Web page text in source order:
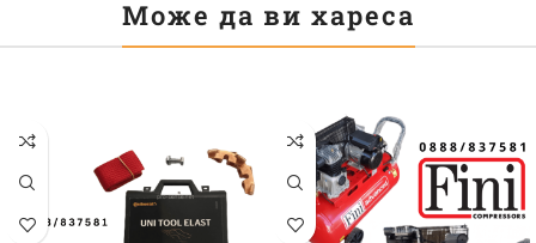
Може да ви хареса